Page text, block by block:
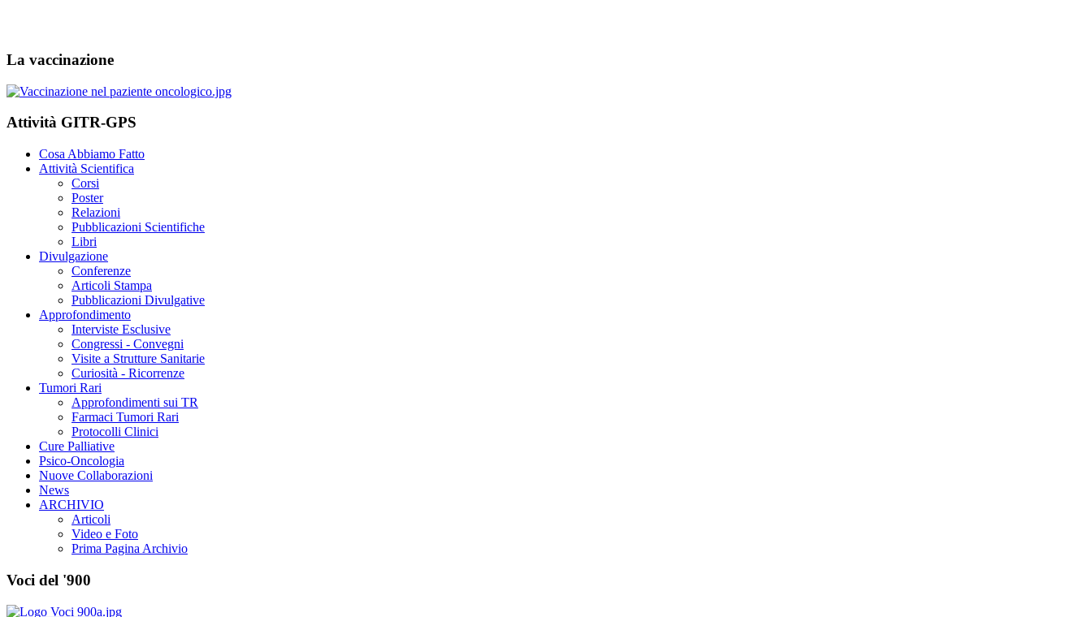
La vaccinazione
Attività GITR-GPS
Cosa Abbiamo Fatto
Attività Scientifica
Corsi
Poster
Relazioni
Pubblicazioni Scientifiche
Libri
Divulgazione
Conferenze
Articoli Stampa
Pubblicazioni Divulgative
Approfondimento
Interviste Esclusive
Congressi - Convegni
Visite a Strutture Sanitarie
Curiosità - Ricorrenze
Tumori Rari
Approfondimenti sui TR
Farmaci Tumori Rari
Protocolli Clinici
Cure Palliative
Psico-Oncologia
Nuove Collaborazioni
News
ARCHIVIO
Articoli
Video e Foto
Prima Pagina Archivio
Voci del '900